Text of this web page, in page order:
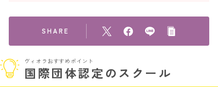
SHARE
ヴィオラおすすめポイント
国際団体認定のスクール